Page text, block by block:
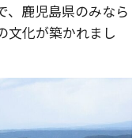
、鹿児島県のみなら
文化が築かれまし